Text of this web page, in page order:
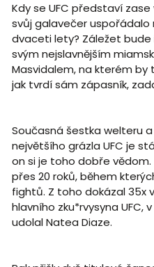
Kdy se UFC představí
svůj galavečer
dvaceti lety? Záležet bude
svým nejslavnějším
Masvidalem, na kterém by
jak tvrdí sám zápasník,
Současná šestka welteru
největšího grázla UFC je
on si je toho dobře
přes 20 roků, během
fightů. Z toho dokázal 35x
hlavního zku*rvysyna UFC,
udolal Natea Diaze.